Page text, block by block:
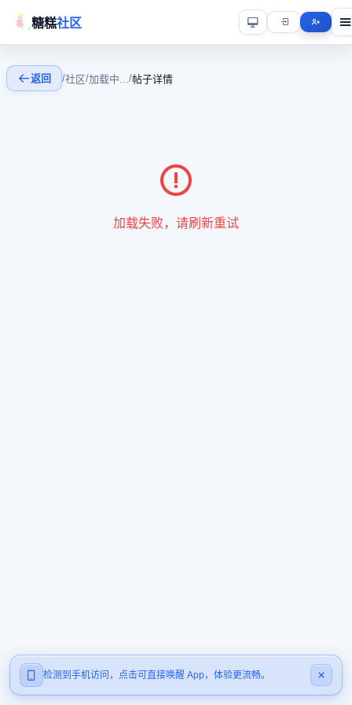
糖糕社区
检测到手机访问，点击可直接唤醒 App，体验更流畅。
返回 /社区/加载中.../帖子详情
加载失败，请刷新重试